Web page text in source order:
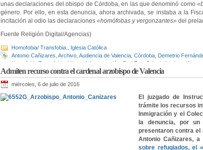
unas declaraciones del obispo de Córdoba, en las que denominó como
género. Por ello, en esta denuncia, ahora archivada, se instaba a la
incitación al odio las declaraciones «homófobas y vergonzantes» del
Fuente Religión Digital/Agencias)
Homofobia/ Transfobia.
Iglesia Católica
Antonio Cañizares Archivo Audiencia de Valencia Córdoba Demetrio
Homofobia/Transfobia
Libertad de expresión Red Española de Inmigración
Admiten recurso contra el cardenal arzobispo de Valencia
miércoles, 6 de julio de 2016
El juzgado de
trámite los recursos
Inmigración y el
la denuncia, por
presentaron contra el
Antonio Cañizares,
sobre refugiados, el